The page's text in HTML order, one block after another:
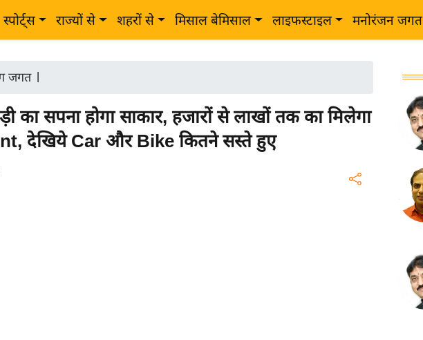
स्पोर्ट्स राज्यों से शहरों से मिसाल बेमिसाल लाइफस्टाइल मनोरंजन जगत
जगत|
का सपना होगा साकार, हजारों से लाखों तक का मिलेगा
देखिये Car और Bike कितने सस्ते हुए